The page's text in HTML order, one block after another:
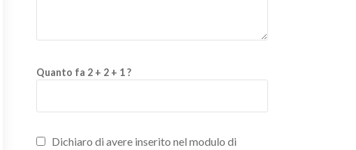
Quanto fa 2 + 2 + 1 ?
Dichiaro di avere inserito nel modulo di